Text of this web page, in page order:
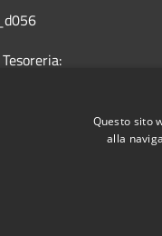
Questo sito
alla